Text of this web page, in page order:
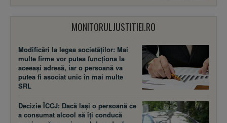
MONITORULJUSTITIEI.RO
Modificări la legea societăţilor: Mai
multe firme vor putea funcţiona la
aceeaşi adresă, iar o persoană va
putea fi asociat unic în mai multe
SRL
Decizie ÎCCJ: Dacă laşi o persoană ce
a consumat alcool să îţi conducă